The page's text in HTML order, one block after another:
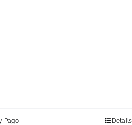
Pago Details